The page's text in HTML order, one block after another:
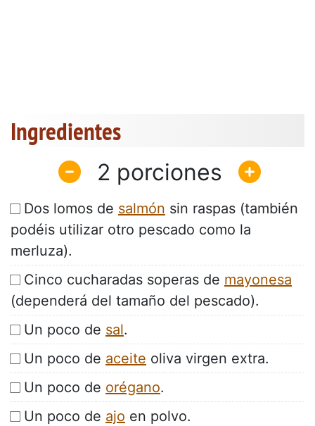
Ingredientes
2
Dos lomos de salmón sin raspas (también
podéis utilizar otro pescado como la
merluza).
Cinco cucharadas soperas de mayonesa
(dependerá del tamaño del pescado).
Un poco de sal.
Un poco de aceite oliva virgen extra.
Un poco de orégano.
Un poco de ajo en polvo.